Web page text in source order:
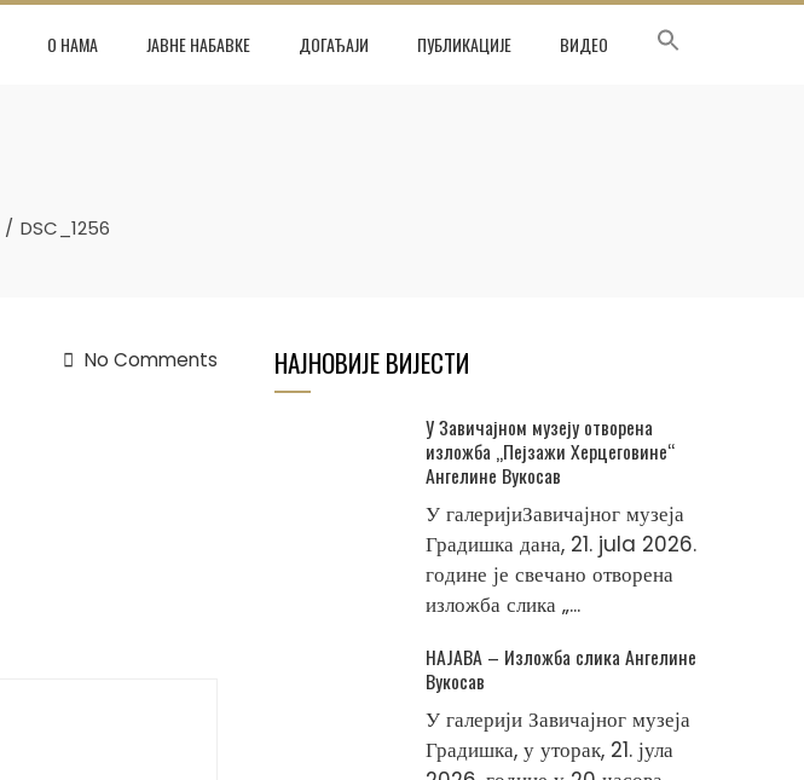
О НАМА ЈАВНЕ НАБАВКЕ ДОГАЂАЈИ ПУБЛИКАЦИЈЕ ВИДЕО
DSC_1256
No Comments НАЈНОВИЈЕ ВИЈЕСТИ
У Завичајном музеју отворена
изложба „Пејзажи Херцеговине“
Ангелине Вукосав
У галеријиЗавичајног музеја
Градишка дана, 21. jula 2026.
године је свечано отворена
изложба слика „...
НАЈАВА – Изложба слика Ангелине
Вукосав
У галерији Завичајног музеја
Градишка, у уторак, 21. јула